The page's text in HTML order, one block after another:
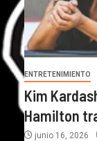
ENTRETENIMIENTO
Kim
Hamilton
junio 16, 2026